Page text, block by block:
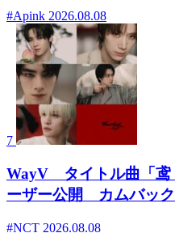
#Apink 2026.08.08
7
WayV タイトル曲「鸢
ーザー公開 カムバック
#NCT 2026.08.08